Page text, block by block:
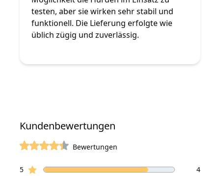
testen, aber sie wirken sehr stabil und
funktionell. Die Lieferung erfolgte wie
üblich zügig und zuverlässig.
Kundenbewertungen
Bewertungen
Bewertungen
5Sterne Bewertungen
4